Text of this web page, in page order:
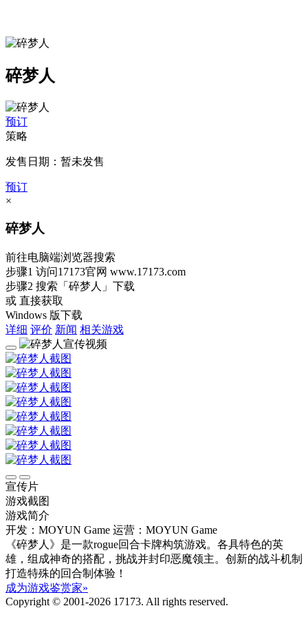
碎梦人
预订
策略
发售日期：暂未发售
预订
×
碎梦人
前往电脑端浏览器搜索
步骤1 访问17173官网 www.17173.com
步骤2 搜索 「碎梦人」 下载
或 直接获取
Windows 版下载
详细 评价 新闻 相关游戏
宣传片
游戏截图
游戏简介
开发：MOYUN Game 运营：MOYUN Game
《碎梦人》是一款rogue回合卡牌构筑游戏。各具特色的英
雄，组成神奇的搭配，挑战并封印恶魔领主。创新的战斗机制
打造特殊的回合制体验！
成为游戏鉴赏家»
Copyright © 2001-2026 17173. All rights reserved.